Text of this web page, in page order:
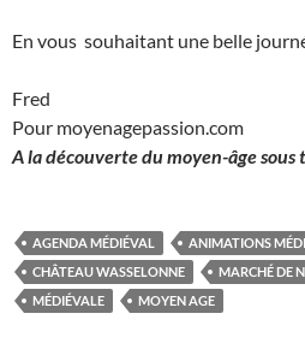
En vous souhaitant une belle
Fred
Pour moyenagepassion.com
A la découverte du moyen-âge sous
AGENDA MÉDIÉVAL
ANIMATIONS
CHÂTEAU WASSELONNE
MARCHÉ DE
MÉDIÉVALE
MOYEN AGE